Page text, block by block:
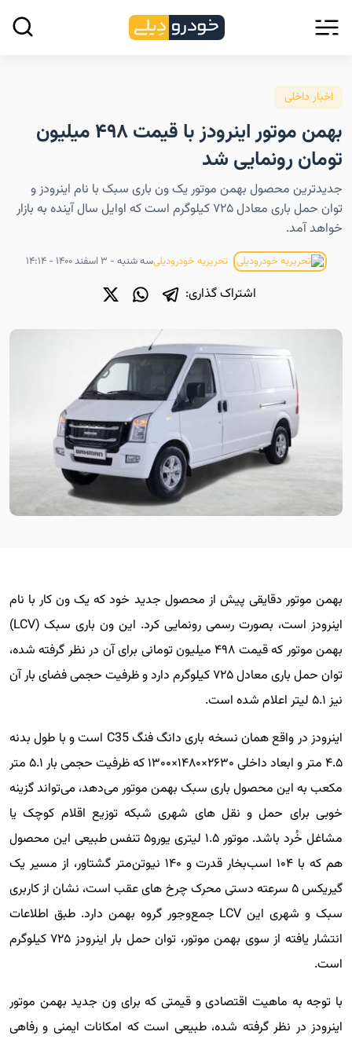
اخبار داخلی
بهمن موتور اینرودز با قیمت ۴۹۸ میلیون
تومان رونمایی شد
جدیدترین محصول بهمن موتور یک ون باری سبک با نام اینرودز و
توان حمل باری معادل ۷۲۵ کیلوگرم است که اوایل سال آینده به بازار
خواهد آمد.
تحریریه خودرودیلیسه شنبه - ۳ اسفند ۱۴۰۰ - ۱۴:۱۴
اشتراک گذاری:
بهمن موتور دقایقی پیش از محصول جدید خود که یک ون کار با نام
اینرودز است، بصورت رسمی رونمایی کرد. این ون باری سبک (LCV)
بهمن موتور که قیمت ۴۹۸ میلیون تومانی برای آن در نظر گرفته شده،
توان حمل باری معادل ۷۲۵ کیلوگرم دارد و ظرفیت حجمی فضای بار آن
نیز ۵.۱ لیتر اعلام شده است.
اینرودز در واقع همان نسخه باری دانگ فنگ C35 است و با طول بدنه
۴.۵ متر و ابعاد داخلی ۲۶۳۰×۱۴۸۰×۱۳۰۰ که ظرفیت حجمی بار ۵.۱ متر
مکعب به این محصول باری سبک بهمن موتور می‌دهد، می‌تواند گزینه
خوبی برای حمل و نقل های شهری شبکه توزیع اقلام کوچک یا
مشاغل خُرد باشد. موتور ۱.۵ لیتری یورو۵ تنفس طبیعی این محصول
هم که با ۱۰۴ اسب‌بخار قدرت و ۱۴۰ نیوتن‌متر گشتاور، از مسیر یک
گیریکس ۵ سرعته دستی محرک چرخ های عقب است، نشان از کاربری
سبک و شهری این LCV جمع‌وجور گروه بهمن دارد. طبق اطلاعات
انتشار یافته از سوی بهمن موتور، توان حمل بار اینرودز ۷۲۵ کیلوگرم
است.
با توجه به ماهیت اقتصادی و قیمتی که برای ون جدید بهمن موتور
اینرودز در نظر گرفته شده، طبیعی است که امکانات ایمنی و رفاهی